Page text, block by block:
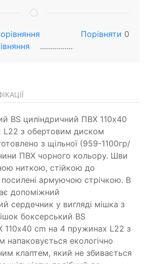
Порівняти 0
BS циліндричний ПВХ 110х40
L22 з обертовим диском
з щільної (959-1100гр/
ПВХ чорного кольору. Шви
ниткою, стійкою до
посилені армуючою стрічкою. В
допоміжний
сердечник у вигляді мішка з
боксерський BS
110х40 cm на 4 пружинах L22 з
екологічно
клаптем, який не збивається